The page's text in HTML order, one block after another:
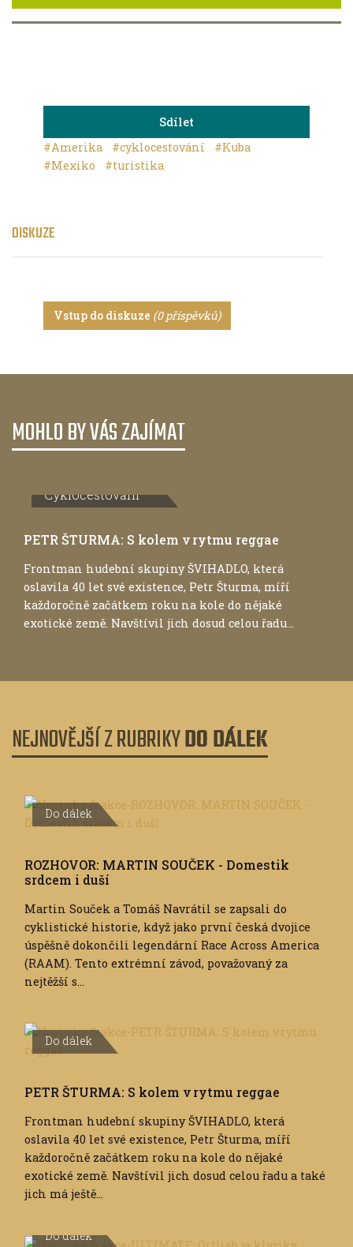
Sdílet
#Amerika
#cyklocestování
#Kuba
#Mexiko
#turistika
DISKUZE
Vstup do diskuze (0 příspěvků)
MOHLO BY VÁS ZAJÍMAT
Cyklocestování
PETR ŠTURMA: S kolem v rytmu reggae
Frontman hudební skupiny ŠVIHADLO, která
oslavila 40 let své existence, Petr Šturma, míří
každoročně začátkem roku na kole do nějaké
exotické země. Navštívil jich dosud celou řadu...
NEJNOVĚJŠÍ Z RUBRIKYDO DÁLEK
Do dálek
ROZHOVOR: MARTIN SOUČEK - Domestik
srdcem i duší
Martin Souček a Tomáš Navrátil se zapsali do
cyklistické historie, když jako první česká dvojice
úspěšně dokončili legendární Race Across America
(RAAM). Tento extrémní závod, považovaný za
nejtěžší s...
Do dálek
PETR ŠTURMA: S kolem v rytmu reggae
Frontman hudební skupiny ŠVIHADLO, která
oslavila 40 let své existence, Petr Šturma, míří
každoročně začátkem roku na kole do nějaké
exotické země. Navštívil jich dosud celou řadu a také
jich má ještě...
Do dálek